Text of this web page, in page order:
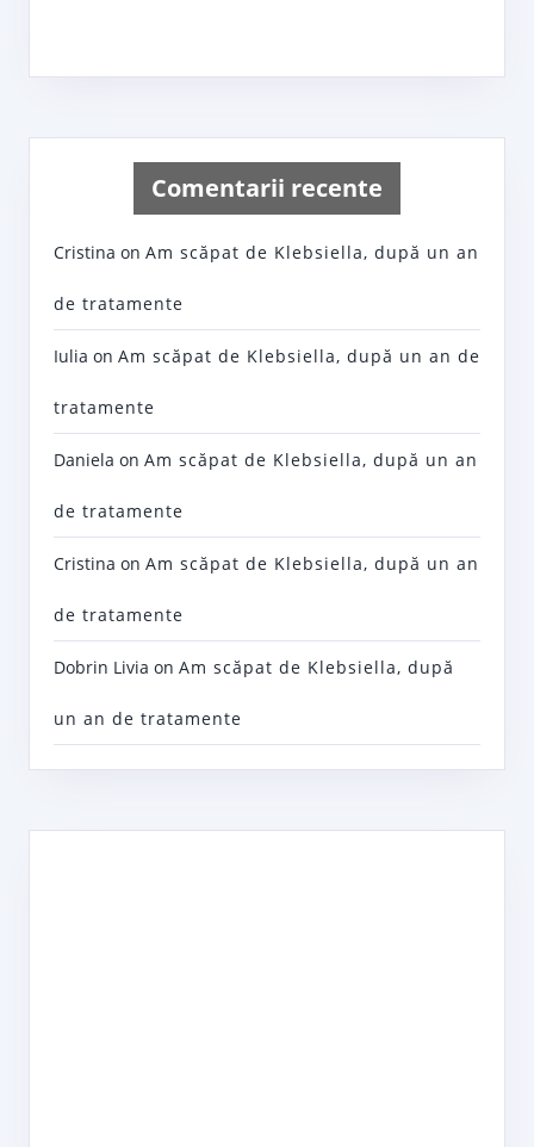
Comentarii recente
Cristina on Am scăpat de Klebsiella, după un an
de tratamente
Iulia on Am scăpat de Klebsiella, după un an de
tratamente
Daniela on Am scăpat de Klebsiella, după un an
de tratamente
Cristina on Am scăpat de Klebsiella, după un an
de tratamente
Dobrin Livia on Am scăpat de Klebsiella, după
un an de tratamente